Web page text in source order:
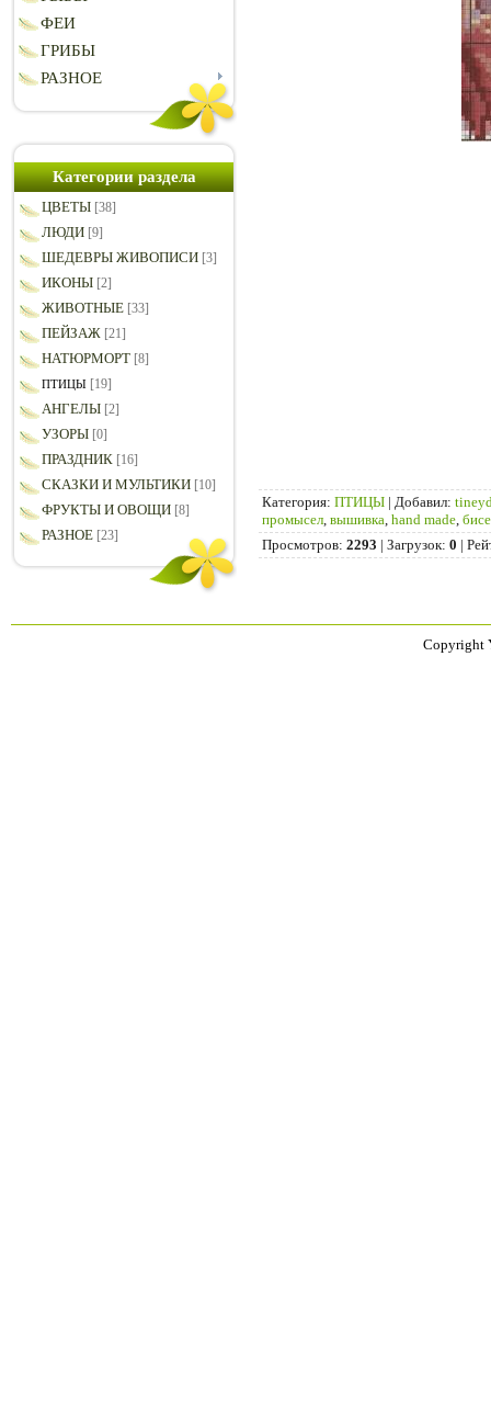
ФЕИ
ГРИБЫ
РАЗНОЕ
Категории раздела
ЦВЕТЫ [38]
ЛЮДИ [9]
ШЕДЕВРЫ ЖИВОПИСИ [3]
ИКОНЫ [2]
ЖИВОТНЫЕ [33]
ПЕЙЗАЖ [21]
НАТЮРМОРТ [8]
ПТИЦЫ [19]
АНГЕЛЫ [2]
УЗОРЫ [0]
ПРАЗДНИК [16]
СКАЗКИ И МУЛЬТИКИ [10]
ФРУКТЫ И ОВОЩИ [8]
РАЗНОЕ [23]
Категория: ПТИЦЫ | Добавил:
промысел вышивка hand made
Просмотров: 2293 | Загрузок: 0 |
Copyright